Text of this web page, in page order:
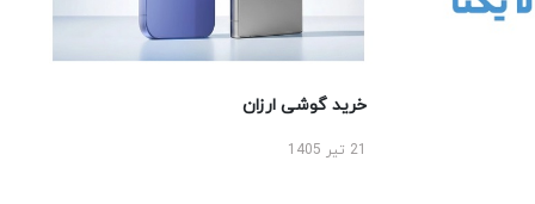
خرید گوشی ارزان